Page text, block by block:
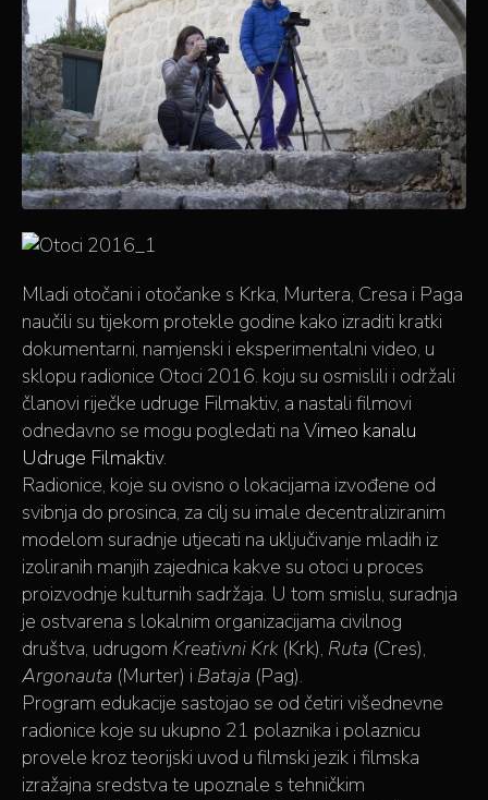
Mladi otočani i otočanke s Krka, Murtera, Cresa i Paga
naučili su tijekom protekle godine kako izraditi kratki
dokumentarni, namjenski i eksperimentalni video, u
sklopu radionice Otoci 2016. koju su osmislili i održali
članovi riječke udruge Filmaktiv, a nastali filmovi
odnedavno se mogu pogledati na Vimeo kanalu
Udruge Filmaktiv.
Radionice, koje su ovisno o lokacijama izvođene od
svibnja do prosinca, za cilj su imale decentraliziranim
modelom suradnje utjecati na uključivanje mladih iz
izoliranih manjih zajednica kakve su otoci u proces
proizvodnje kulturnih sadržaja. U tom smislu, suradnja
je ostvarena s lokalnim organizacijama civilnog
društva, udrugom Kreativni Krk (Krk), Ruta (Cres),
Argonauta (Murter) i Bataja (Pag).
Program edukacije sastojao se od četiri višednevne
radionice koje su ukupno 21 polaznika i polaznicu
provele kroz teorijski uvod u filmski jezik i filmska
izražajna sredstva te upoznale s tehničkim